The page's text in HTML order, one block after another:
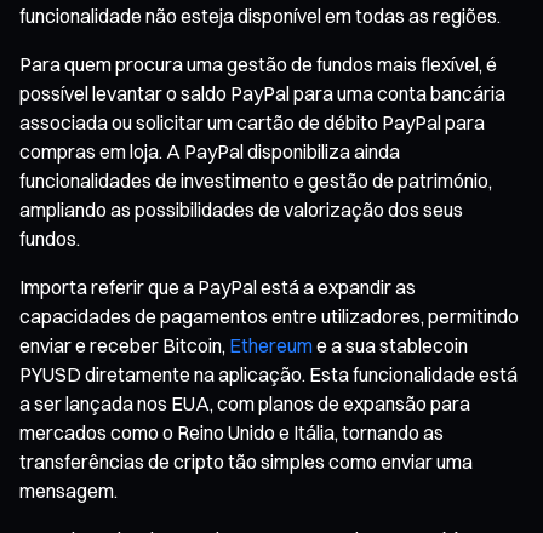
funcionalidade não esteja disponível em todas as regiões.
Para quem procura uma gestão de fundos mais flexível, é
possível levantar o saldo PayPal para uma conta bancária
associada ou solicitar um cartão de débito PayPal para
compras em loja. A PayPal disponibiliza ainda
funcionalidades de investimento e gestão de património,
ampliando as possibilidades de valorização dos seus
fundos.
Importa referir que a PayPal está a expandir as
capacidades de pagamentos entre utilizadores, permitindo
enviar e receber Bitcoin, Ethereume a sua stablecoin
PYUSD diretamente na aplicação. Esta funcionalidade está
a ser lançada nos EUA, com planos de expansão para
mercados como o Reino Unido e Itália, tornando as
transferências de cripto tão simples como enviar uma
mensagem.